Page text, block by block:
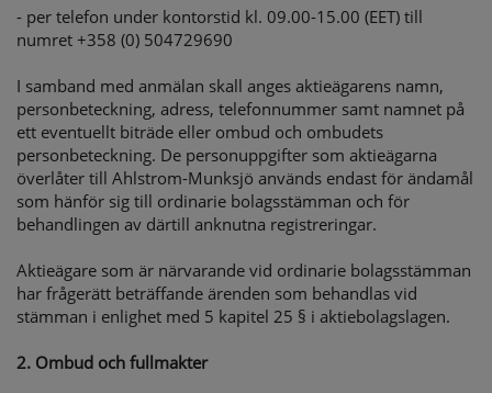
- per telefon under kontorstid kl. 09.00-15.00 (EET) till
numret +358 (0) 504729690
I samband med anmälan skall anges aktieägarens namn,
personbeteckning, adress, telefonnummer samt namnet på
ett eventuellt biträde eller ombud och ombudets
personbeteckning. De personuppgifter som aktieägarna
överlåter till Ahlstrom-Munksjö används endast för ändamål
som hänför sig till ordinarie bolagsstämman och för
behandlingen av därtill anknutna registreringar.
Aktieägare som är närvarande vid ordinarie bolagsstämman
har frågerätt beträffande ärenden som behandlas vid
stämman i enlighet med 5 kapitel 25 § i aktiebolagslagen.
2. Ombud och fullmakter